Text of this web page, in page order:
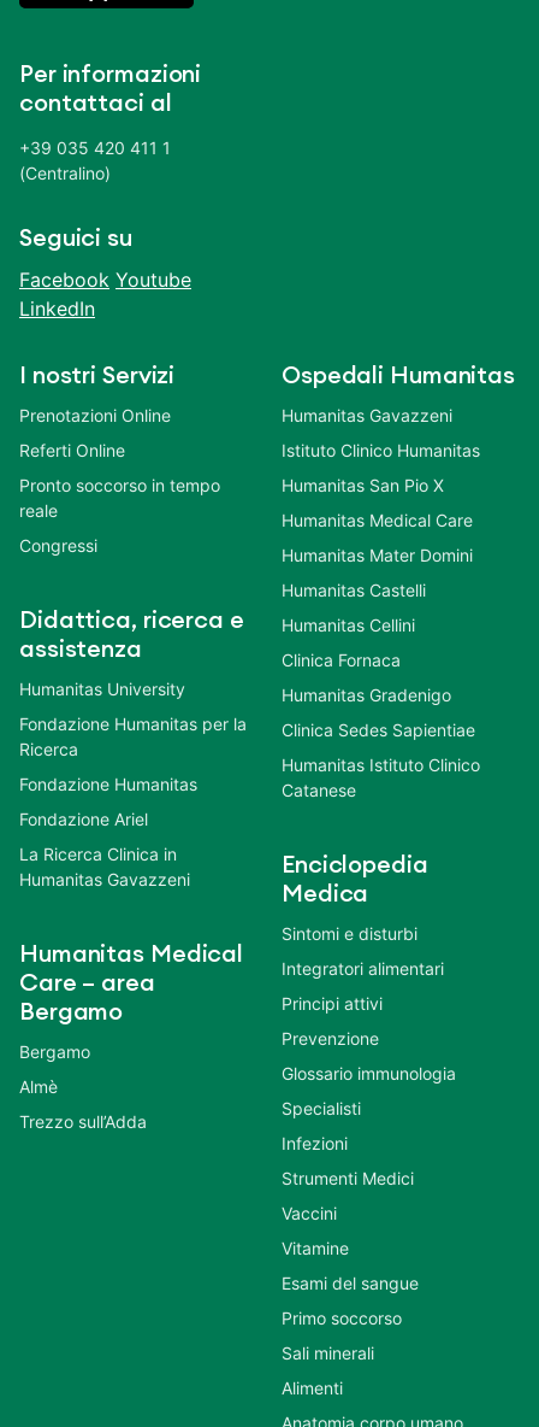
Per informazioni
contattaci al
+39 035 420 411 1
(Centralino)
Seguici su
Facebook Youtube
LinkedIn
I nostri Servizi
Prenotazioni Online
Referti Online
Pronto soccorso in tempo
reale
Congressi
Didattica, ricerca e
assistenza
Humanitas University
Fondazione Humanitas per la
Ricerca
Fondazione Humanitas
Fondazione Ariel
La Ricerca Clinica in
Humanitas Gavazzeni
Humanitas Medical
Care – area
Bergamo
Bergamo
Almè
Trezzo sull’Adda
Ospedali Humanitas
Humanitas Gavazzeni
Istituto Clinico Humanitas
Humanitas San Pio X
Humanitas Medical Care
Humanitas Mater Domini
Humanitas Castelli
Humanitas Cellini
Clinica Fornaca
Humanitas Gradenigo
Clinica Sedes Sapientiae
Humanitas Istituto Clinico
Catanese
Enciclopedia
Medica
Sintomi e disturbi
Integratori alimentari
Principi attivi
Prevenzione
Glossario immunologia
Specialisti
Infezioni
Strumenti Medici
Vaccini
Vitamine
Esami del sangue
Primo soccorso
Sali minerali
Alimenti
Anatomia corpo umano